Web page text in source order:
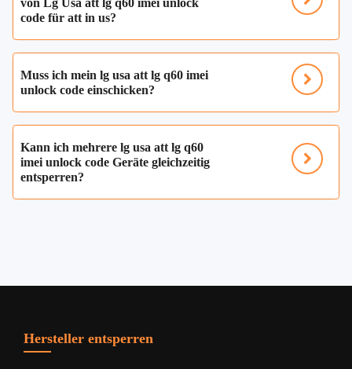
von Lg Usa att lg q60 imei unlock
code für att in us?
Muss ich mein lg usa att lg q60 imei
unlock code einschicken?
Kann ich mehrere lg usa att lg q60
imei unlock code Geräte gleichzeitig
entsperren?
Hersteller entsperren